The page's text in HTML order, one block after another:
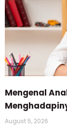
Mengenal
August 5, 2026